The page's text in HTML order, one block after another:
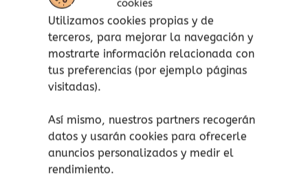
cookies
Utilizamos cookies propias y de
terceros, para mejorar la navegación y
mostrarte información relacionada con
tus preferencias (por ejemplo páginas
visitadas).
Así mismo, nuestros partners recogerán
datos y usarán cookies para ofrecerle
anuncios personalizados y medir el
rendimiento.
noche un momento especial. Cada noche tiene
que colocar una llave bajo la almohada y
cuando su estrella brille, se abrirá la puerta a
una nueva aventura.
que su mamá le regala un juego de llaves:Las
llaves de los sueños.
Y tu llave, ¿qué sueño abre?